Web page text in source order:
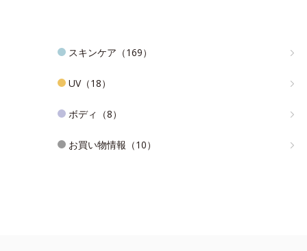
スキンケア（169）
UV（18）
ボディ（8）
お買い物情報（10）